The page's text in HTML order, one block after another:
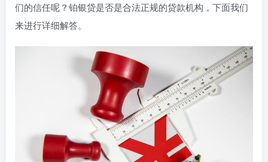
们的信任呢？铂银贷是否是合法正规的贷款机构，下面我们
来进行详细解答。